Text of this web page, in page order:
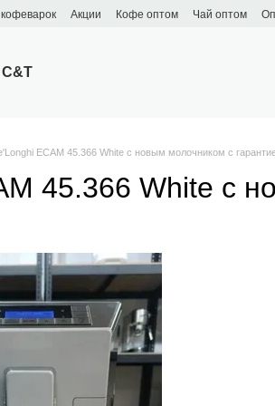
Акции Кофе оптом Чай оптом
ECAM 45.366 White с новым молочником с
45.366 White с